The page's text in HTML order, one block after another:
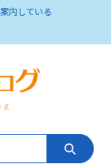
内している